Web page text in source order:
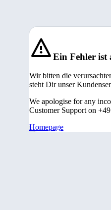
Ein Fehler ist
Wir bitten die
steht Dir unser
We apologise for any
Customer Support on
Homepage